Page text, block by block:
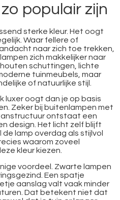
populair zijn
sterke kleur. Het oogt
Waar fellere of
naar zich toe trekken,
zich makkelijker naar
schuttingen, lichte
tuinmeubels, maar
of natuurlijke stijl.
luxer oogt dan je op basis
Zeker bij buitenlampen met
ontstaat een
design. Het licht zelf blijft
lamp overdag als stijlvol
waarom zoveel
kleur kiezen.
voordeel. Zwarte lampen
Een spatje
aanslag valt vaak minder
Dat betekent niet dat